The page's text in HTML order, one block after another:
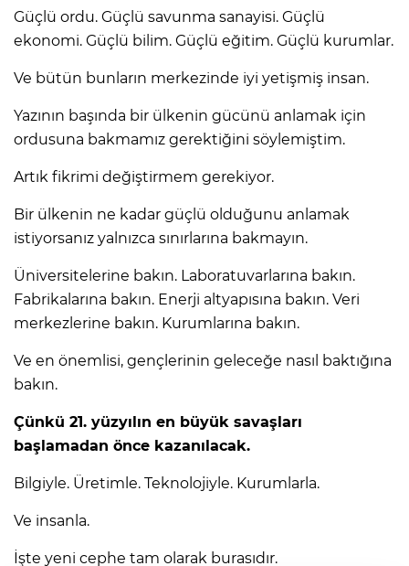
Güçlü ordu. Güçlü savunma sanayisi. Güçlü
ekonomi. Güçlü bilim. Güçlü eğitim. Güçlü kurumlar.
Ve bütün bunların merkezinde iyi yetişmiş insan.
Yazının başında bir ülkenin gücünü anlamak için
ordusuna bakmamız gerektiğini söylemiştim.
Artık fikrimi değiştirmem gerekiyor.
Bir ülkenin ne kadar güçlü olduğunu anlamak
istiyorsanız yalnızca sınırlarına bakmayın.
Üniversitelerine bakın. Laboratuvarlarına bakın.
Fabrikalarına bakın. Enerji altyapısına bakın. Veri
merkezlerine bakın. Kurumlarına bakın.
Ve en önemlisi, gençlerinin geleceğe nasıl baktığına
bakın.
Çünkü 21. yüzyılın en büyük savaşları
başlamadan önce kazanılacak.
Bilgiyle. Üretimle. Teknolojiyle. Kurumlarla.
Ve insanla.
İşte yeni cephe tam olarak burasıdır.